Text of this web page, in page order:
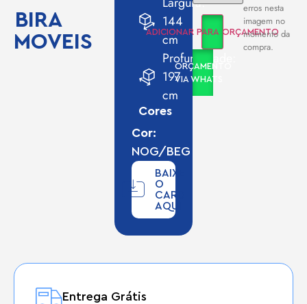
BIRA
MOVEIS
144
cm
Profundidade:
197
cm
Cores
Cor:
NOG/BEG
BAIXE
O
CARD
AQUI
ADICIONAR PARA ORÇAMENTO
ORÇAMENTO
VIA WHATS
erros nesta
imagem no
momento da
compra.
Entrega Grátis